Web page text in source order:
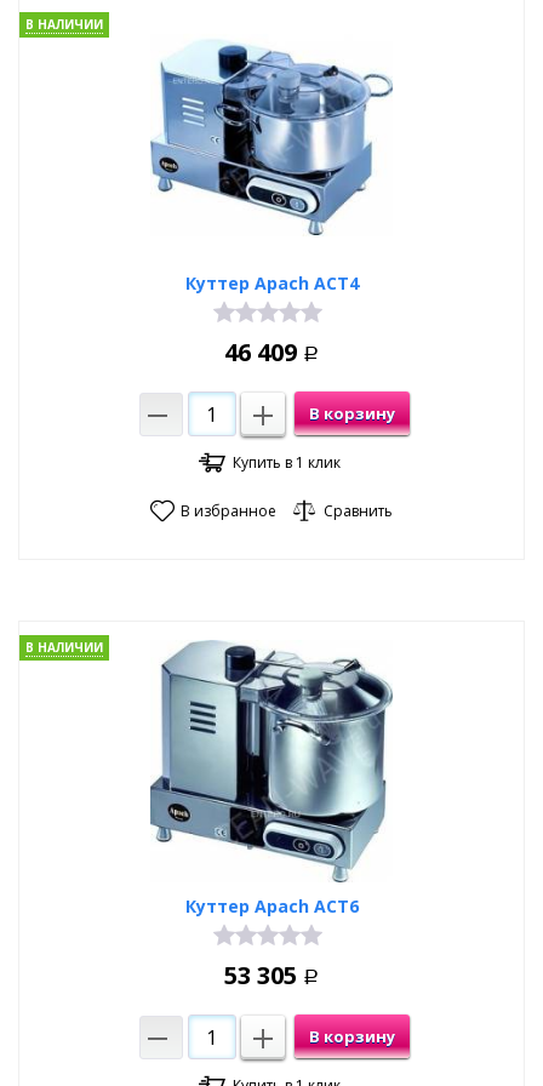
Куттер Apach ACT4
В НАЛИЧИИ
46 409 Р
В корзину
Купить в 1 клик
В избранное Сравнить
Куттер Apach ACT6
В НАЛИЧИИ
53 305 Р
В корзину